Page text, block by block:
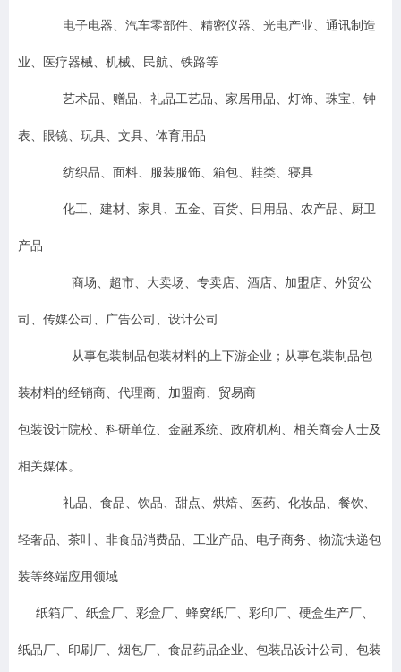
电子电器、汽车零部件、精密仪器、光电产业、通讯制造
业、医疗器械、机械、民航、铁路等
艺术品、赠品、礼品工艺品、家居用品、灯饰、珠宝、钟
表、眼镜、玩具、文具、体育用品
纺织品、面料、服装服饰、箱包、鞋类、寝具
化工、建材、家具、五金、百货、日用品、农产品、厨卫
产品
商场、超市、大卖场、专卖店、酒店、加盟店、外贸公
司、传媒公司、广告公司、设计公司
从事包装制品包装材料的上下游企业；从事包装制品包
装材料的经销商、代理商、加盟商、贸易商
包装设计院校、科研单位、金融系统、政府机构、相关商会人士及
相关媒体。
礼品、食品、饮品、甜点、烘焙、医药、化妆品、餐饮、
轻奢品、茶叶、非食品消费品、工业产品、电子商务、物流快递包
装等终端应用领域
纸箱厂、纸盒厂、彩盒厂、蜂窝纸厂、彩印厂、硬盒生产厂、
纸品厂、印刷厂、烟包厂、食品药品企业、包装品设计公司、包装